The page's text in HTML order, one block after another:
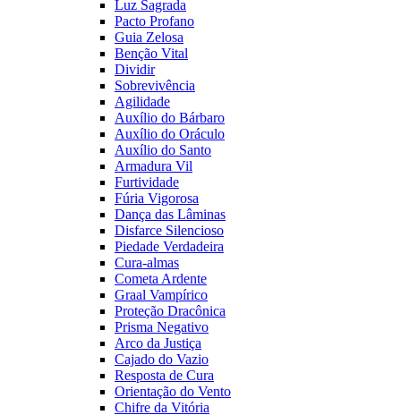
Luz Sagrada
Pacto Profano
Guia Zelosa
Benção Vital
Dividir
Sobrevivência
Agilidade
Auxílio do Bárbaro
Auxílio do Oráculo
Auxílio do Santo
Armadura Vil
Furtividade
Fúria Vigorosa
Dança das Lâminas
Disfarce Silencioso
Piedade Verdadeira
Cura-almas
Cometa Ardente
Graal Vampírico
Proteção Dracônica
Prisma Negativo
Arco da Justiça
Cajado do Vazio
Resposta de Cura
Orientação do Vento
Chifre da Vitória